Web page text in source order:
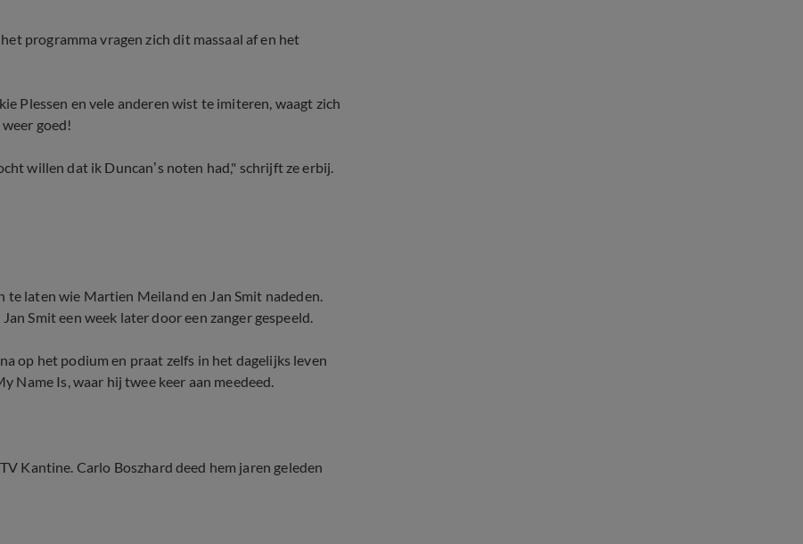
programma vragen zich dit massaal af en het
Plessen en vele anderen wist te imiteren, waagt zich
goed!
willen dat ik Duncan’s noten had," schrijft ze erbij.
te laten wie Martien Meiland en Jan Smit nadeden.
Jan Smit een week laterdoor een zanger gespeeld.
op het podium en praat zelfs in het dagelijks leven
Name Is, waar hij twee keer aan meedeed.
Kantine. Carlo Boszhard deed hem jaren geleden